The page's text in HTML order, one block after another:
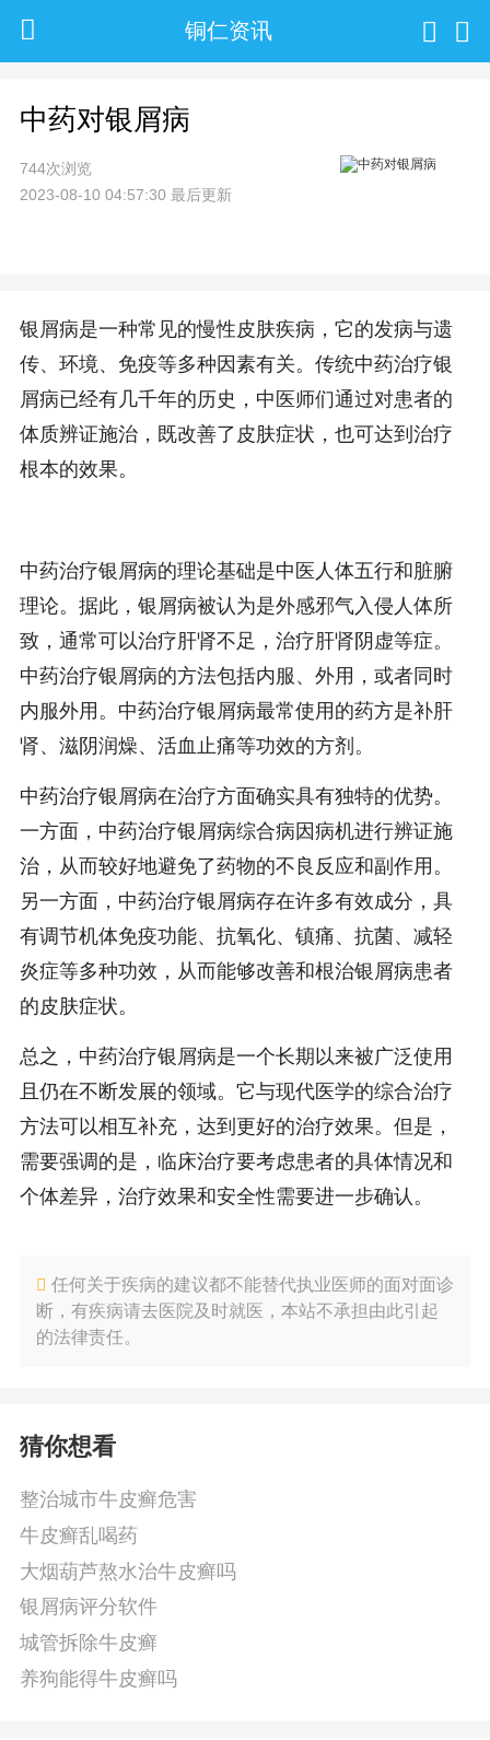
铜仁资讯
中药对银屑病
744次浏览
2023-08-10 04:57:30 最后更新
银屑病是一种常见的慢性皮肤疾病，它的发病与遗
传、环境、免疫等多种因素有关。传统中药治疗银
屑病已经有几千年的历史，中医师们通过对患者的
体质辨证施治，既改善了皮肤症状，也可达到治疗
根本的效果。
中药治疗银屑病的理论基础是中医人体五行和脏腑
理论。据此，银屑病被认为是外感邪气入侵人体所
致，通常可以治疗肝肾不足，治疗肝肾阴虚等症。
中药治疗银屑病的方法包括内服、外用，或者同时
内服外用。中药治疗银屑病最常使用的药方是补肝
肾、滋阴润燥、活血止痛等功效的方剂。
中药治疗银屑病在治疗方面确实具有独特的优势。
一方面，中药治疗银屑病综合病因病机进行辨证施
治，从而较好地避免了药物的不良反应和副作用。
另一方面，中药治疗银屑病存在许多有效成分，具
有调节机体免疫功能、抗氧化、镇痛、抗菌、减轻
炎症等多种功效，从而能够改善和根治银屑病患者
的皮肤症状。
总之，中药治疗银屑病是一个长期以来被广泛使用
且仍在不断发展的领域。它与现代医学的综合治疗
方法可以相互补充，达到更好的治疗效果。但是，
需要强调的是，临床治疗要考虑患者的具体情况和
个体差异，治疗效果和安全性需要进一步确认。
任何关于疾病的建议都不能替代执业医师的面对面诊
断，有疾病请去医院及时就医，本站不承担由此引起
的法律责任。
猜你想看
整治城市牛皮癣危害
牛皮癣乱喝药
大烟葫芦熬水治牛皮癣吗
银屑病评分软件
城管拆除牛皮癣
养狗能得牛皮癣吗